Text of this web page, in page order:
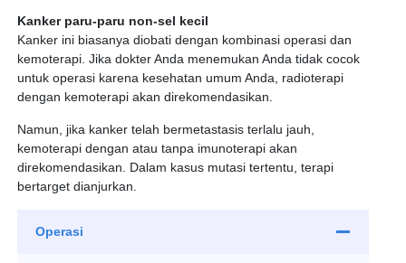
Bronkoskopi
Untuk melihat bagian dalam saluran udara
tipis untuk mengekstrak sampel kecil sel.
Mediastinoskopi
Untuk memeriksa area di tengah dada Anda
di antara paru-paru Anda.
Kanker paru-paru non-sel kecil
Kanker ini biasanya diobati dengan kombinasi operasi dan
kemoterapi. Jika dokter Anda menemukan Anda tidak cocok
untuk operasi karena kesehatan umum Anda, radioterapi
dengan kemoterapi akan direkomendasikan.
Namun, jika kanker telah bermetastasis terlalu jauh,
kemoterapi dengan atau tanpa imunoterapi akan
direkomendasikan. Dalam kasus mutasi tertentu, terapi
bertarget dianjurkan.
Operasi